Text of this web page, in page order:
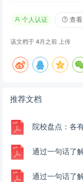
个人认证 查
该文档于 4月之前 上传
推荐文档
院校盘点：各
通过一句话了
通过一句话了